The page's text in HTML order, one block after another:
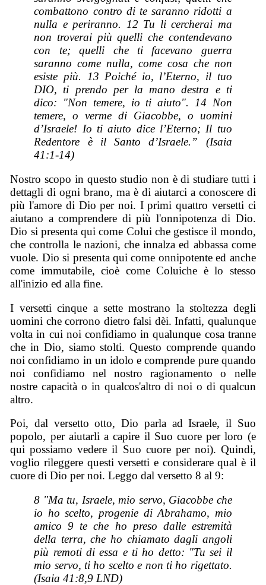
combattono contro di te saranno ridotti a
nulla e periranno. 12 Tu li cercherai ma
non troverai più quelli che contendevano
con te; quelli che ti facevano guerra
saranno come nulla, come cosa che non
esiste più. 13 Poiché io, l’Eterno, il tuo
DIO, ti prendo per la mano destra e ti
dico: "Non temere, io ti aiuto". 14 Non
temere, o verme di Giacobbe, o uomini
d’Israele! Io ti aiuto dice l’Eterno; Il tuo
Redentore è il Santo d’Israele.” (Isaia
41:1-14)
Nostro scopo in questo studio non è di studiare tutti i
dettagli di ogni brano, ma è di aiutarci a conoscere di
più l'amore di Dio per noi. I primi quattro versetti ci
aiutano a comprendere di più l'onnipotenza di Dio.
Dio si presenta qui come Colui che gestisce il mondo,
che controlla le nazioni, che innalza ed abbassa come
vuole. Dio si presenta qui come onnipotente ed anche
come immutabile, cioè come Coluiche è lo stesso
all'inizio ed alla fine.
I versetti cinque a sette mostrano la stoltezza degli
uomini che corrono dietro falsi dèi. Infatti, qualunque
volta in cui noi confidiamo in qualunque cosa tranne
che in Dio, siamo stolti. Questo comprende quando
noi confidiamo in un idolo e comprende pure quando
noi confidiamo nel nostro ragionamento o nelle
nostre capacità o in qualcos'altro di noi o di qualcun
altro.
Poi, dal versetto otto, Dio parla ad Israele, il Suo
popolo, per aiutarli a capire il Suo cuore per loro (e
qui possiamo vedere il Suo cuore per noi). Quindi,
voglio rileggere questi versetti e considerare qual è il
cuore di Dio per noi. Leggo dal versetto 8 al 9:
8 "Ma tu, Israele, mio servo, Giacobbe che
io ho scelto, progenie di Abrahamo, mio
amico 9 te che ho preso dalle estremità
della terra, che ho chiamato dagli angoli
più remoti di essa e ti ho detto: "Tu sei il
mio servo, ti ho scelto e non ti ho rigettato.
(Isaia 41:8,9 LND)